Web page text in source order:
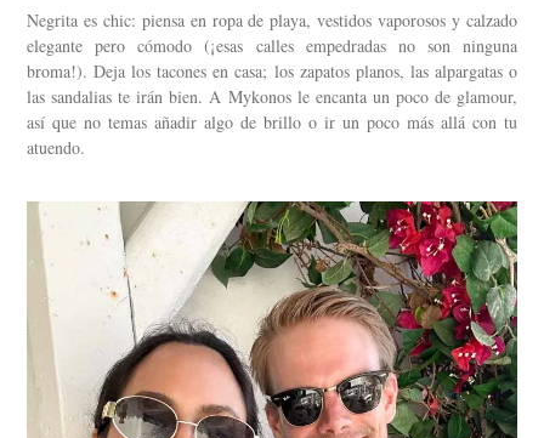
Negrita es chic: piensa en ropa de playa, vestidos vaporosos y calzado
elegante pero cómodo (¡esas calles empedradas no son ninguna
broma!). Deja los tacones en casa; los zapatos planos, las alpargatas o
las sandalias te irán bien. A Mykonos le encanta un poco de glamour,
así que no temas añadir algo de brillo o ir un poco más allá con tu
atuendo.